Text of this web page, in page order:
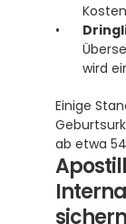
wird
Einige
ab etwa
sichern